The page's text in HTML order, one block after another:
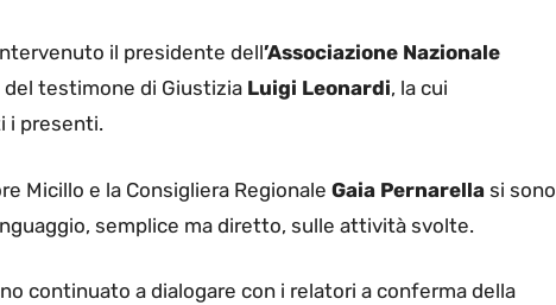
il presidente dell’Associazione Nazionale
del testimone di Giustizia Luigi Leonardi, la cui
i presenti.
Micillo e la Consigliera Regionale Gaia Pernarella si sono
semplice ma diretto, sulle attività svolte.
continuato a dialogare con i relatori a conferma della